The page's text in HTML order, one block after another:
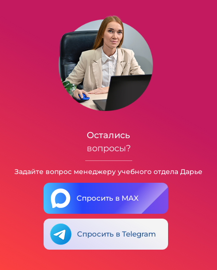
Остались
вопросы?
Задайте вопрос менеджеру учебного отдела Дарье
Спросить в MAX
Спросить в Telegram